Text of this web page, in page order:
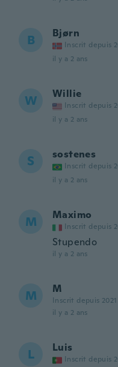
B Bjørn
Inscrit depuis
il y a 2 ans
W Willie
Inscrit depuis
il y a 2 ans
S sostenes
Inscrit depuis
il y a 2 ans
M Maximo
Inscrit depuis
Stupendo
il y a 2 ans
M M
Inscrit depuis 2021
il y a 2 ans
L Luis
Inscrit depuis